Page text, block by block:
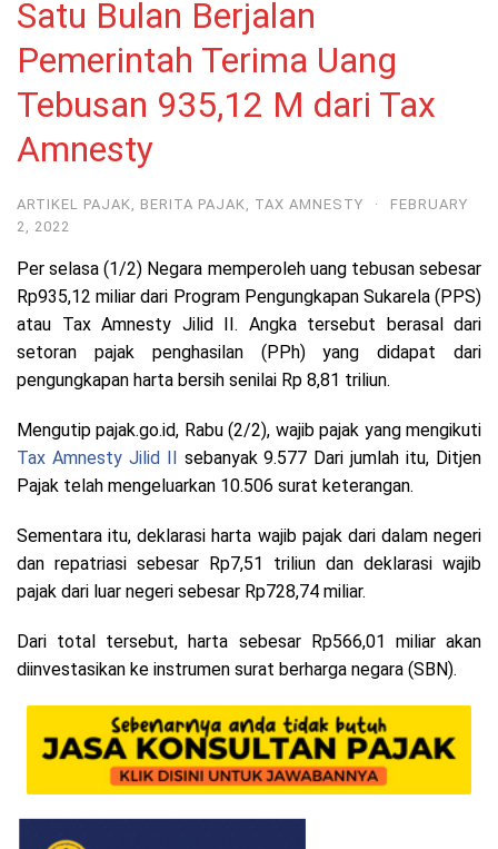
Satu Bulan Berjalan
Pemerintah Terima Uang
Tebusan 935,12 M dari Tax
Amnesty
ARTIKEL PAJAK BERITA PAJAK TAX AMNESTY ·
FEBRUARY
2, 2022
Per selasa (1/2) Negara memperoleh uang tebusan sebesar
Rp935,12 miliar dari Program Pengungkapan Sukarela (PPS)
atau Tax Amnesty Jilid II. Angka tersebut berasal dari
setoran pajak penghasilan (PPh) yang didapat dari
pengungkapan harta bersih senilai Rp 8,81 triliun.
Mengutip pajak.go.id, Rabu (2/2), wajib pajak yang mengikuti
Tax Amnesty Jilid II sebanyak 9.577 Dari jumlah itu, Ditjen
Pajak telah mengeluarkan 10.506 surat keterangan.
Sementara itu, deklarasi harta wajib pajak dari dalam negeri
dan repatriasi sebesar Rp7,51 triliun dan deklarasi wajib
pajak dari luar negeri sebesar Rp728,74 miliar.
Dari total tersebut, harta sebesar Rp566,01 miliar akan
diinvestasikan ke instrumen surat berharga negara (SBN).